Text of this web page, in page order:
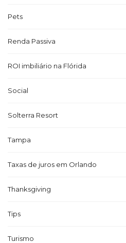
Pets
Renda Passiva
ROI imbiliário na Flórida
Social
Solterra Resort
Tampa
Taxas de juros em Orlando
Thanksgiving
Tips
Turismo